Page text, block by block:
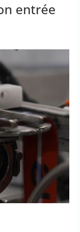
entrée